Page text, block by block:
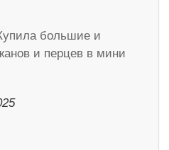
большие и
и перцев в мини